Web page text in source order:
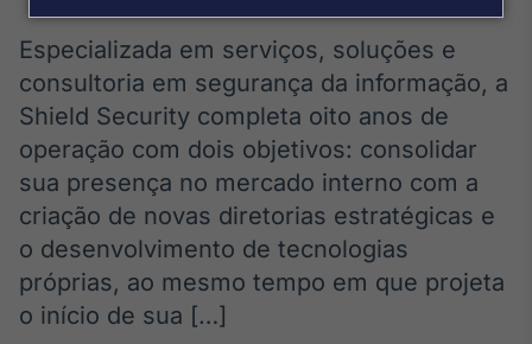
Broadcast
Agro
Tudo sobre o
agronegócio
Broadcast
Político
Os bastidores da
tempo real
Especializada em serviços, soluções e
consultoria em segurança da informação, a
Shield Security completa oito anos de
operação com dois objetivos: consolidar
sua presença no mercado interno com a
criação de novas diretorias estratégicas e
o desenvolvimento de tecnologias
próprias, ao mesmo tempo em que projeta
o início de sua […]